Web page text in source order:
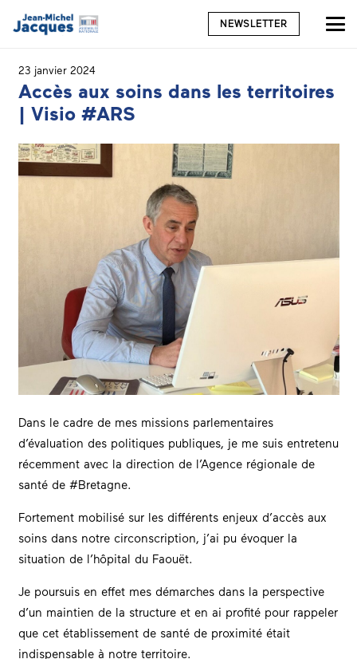
NEWSLETTER
23 janvier 2024
Accès aux soins dans les territoires
| Visio #ARS
Dans le cadre de mes missions parlementaires
d’évaluation des politiques publiques, je me suis entretenu
récemment avec la direction de l’Agence régionale de
santé de #Bretagne.
Fortement mobilisé sur les différents enjeux d’accès aux
soins dans notre circonscription, j’ai pu évoquer la
situation de l’hôpital du Faouët.
Je poursuis en effet mes démarches dans la perspective
d’un maintien de la structure et en ai profité pour rappeler
que cet établissement de santé de proximité était
indispensable à notre territoire.